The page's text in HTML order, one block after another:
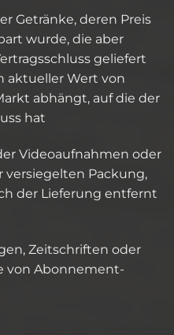
Getränke, deren Preis
wurde, die aber
geliefert
aktueller Wert von
abhängt, auf die der
hat
Videoaufnahmen oder
Packung,
der Lieferung entfernt
Zeitschriften oder
von Abonnement-